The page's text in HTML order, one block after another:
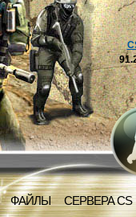
ФАЙЛЫ СЕРВЕРА CS